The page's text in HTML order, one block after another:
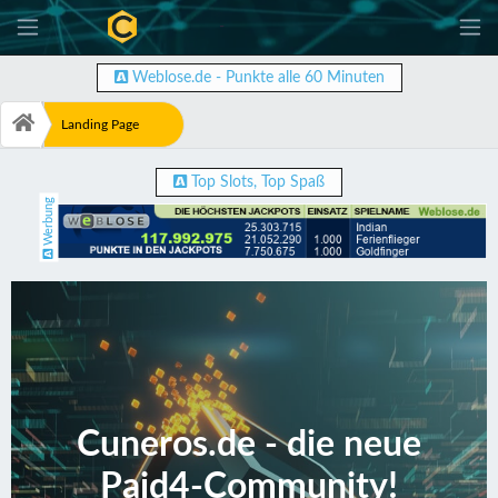
-
Weblose.de - Punkte alle 60 Minuten
Landing Page
Top Slots, Top Spaß
Werbung
Cuneros.de - die neue
Paid4-Community!